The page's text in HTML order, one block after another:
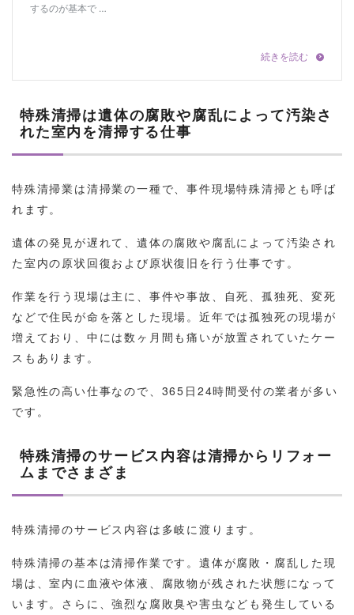
特殊清掃は遺体の腐敗や腐乱によって汚染さ
れた室内を清掃する仕事
特殊清掃業は清掃業の一種で、事件現場特殊清掃とも呼ば
れます。
遺体の発見が遅れて、遺体の腐敗や腐乱によって汚染され
た室内の原状回復および原状復旧を行う仕事です。
作業を行う現場は主に、事件や事故、自死、孤独死、変死
などで住民が命を落とした現場。近年では孤独死の現場が
増えており、中には数ヶ月間も痛いが放置されていたケー
スもあります。
緊急性の高い仕事なので、365日24時間受付の業者が多い
です。
特殊清掃のサービス内容は清掃からリフォー
ムまでさまざま
特殊清掃のサービス内容は多岐に渡ります。
特殊清掃の基本は清掃作業です。遺体が腐敗・腐乱した現
場は、室内に血液や体液、腐敗物が残された状態になって
います。さらに、強烈な腐敗臭や害虫なども発生している